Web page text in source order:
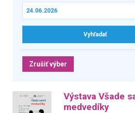
Zrušiť výber
Výstava Všade
medvedíky